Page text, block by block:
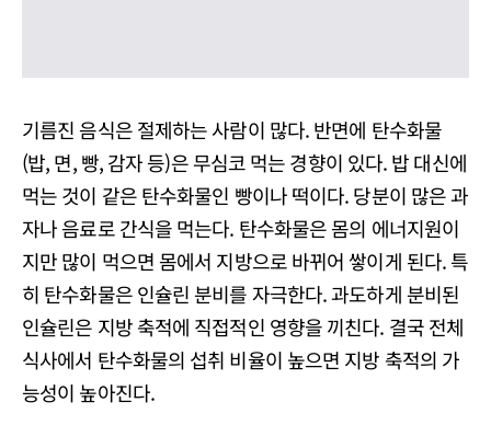
기름진 음식은 절제하는 사람이 많다. 반면에 탄수화물
(밥, 면, 빵, 감자 등)은 무심코 먹는 경향이 있다. 밥 대신에
먹는 것이 같은 탄수화물인 빵이나 떡이다. 당분이 많은 과
자나 음료로 간식을 먹는다. 탄수화물은 몸의 에너지원이
지만 많이 먹으면 몸에서 지방으로 바뀌어 쌓이게 된다. 특
히 탄수화물은 인슐린 분비를 자극한다. 과도하게 분비된
인슐린은 지방 축적에 직접적인 영향을 끼친다. 결국 전체
식사에서 탄수화물의 섭취 비율이 높으면 지방 축적의 가
능성이 높아진다.